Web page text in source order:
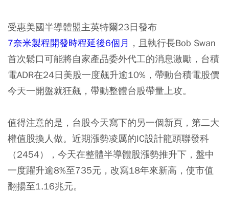
受惠美國半導體盟主英特爾23日發布
7奈米製程開發時程延後6個月 ，且執行長Bob Swan
首次鬆口可能將自家產品委外代工的消息激勵，台積
電ADR在24日美股一度飆升逾10%，帶動台積電股價
今天一開盤就狂飆，帶動整體台股帶量上攻。
值得注意的是，台股今天寫下的另一個新頁，第二大
權值股換人做。近期漲勢凌厲的IC設計龍頭聯發科
（2454），今天在整體半導體股漲勢推升下， 盤中
一度躍升逾8%至735元，改寫18年來新高 ，使市值
翻揚至1.16兆元。